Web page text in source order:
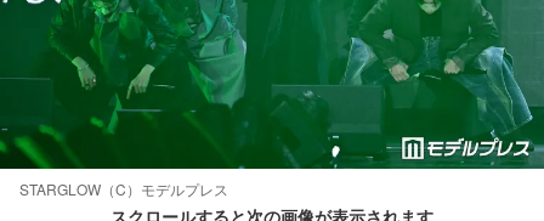
STARGLOW（C）モデルプレス